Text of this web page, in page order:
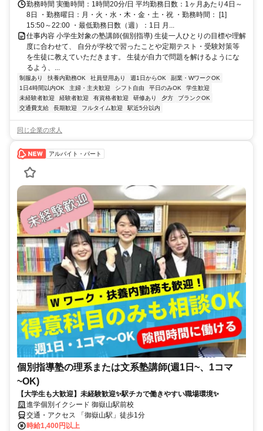
勤務時間 実働時間：1時間20分/日 平均勤務日数：1ヶ月あたり4日～
8日 ・勤務曜日：月・火・水・木・金・土・祝 ・勤務時間： [1]
15:50～22:00 ・最低勤務日数（週）：1日 月...
仕事内容 小学生対象の塾講師(個別指導) 生徒一人ひとりの目標や理解
度に合わせて、 自分が学校で習ったことや定期テスト・受験対策等
を生徒に教えていただきます。 生徒が自力で問題を解けるようにな
るよう、...
制服あり 扶養内勤務OK 社員登用あり 週1日からOK
副業・WワークOK
1日4時間以内OK
主婦・主夫歓迎 シフト自由 平日のみOK
学生歓迎
未経験者歓迎
経験者歓迎 有資格者歓迎 研修あり 夕方
ブランクOK
交通費支給
長期歓迎 フルタイム歓迎 駅近5分以内
同じ企業の求人
アルバイト・パート
個別指導塾の理系または文系塾講師(週1日~、1コマ
~OK)
【大学生も大歓迎】未経験歓迎✨駅チカで働きやすい職場環境✨
進学個別イクシード 御嶽山駅前校
交通・アクセス 「御嶽山駅」徒歩1分
時給1,400円以上